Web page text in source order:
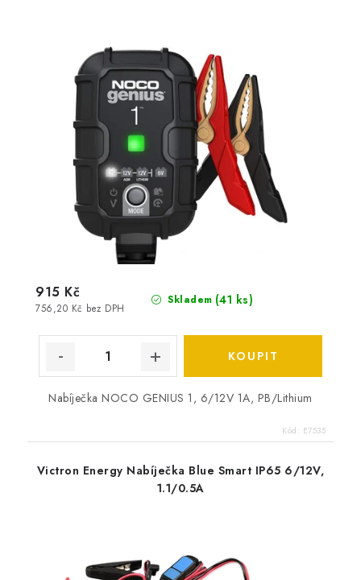
Skladem (41 ks)
756,20 Kč bez DPH
915 Kč
Nabíječka NOCO GENIUS 1, 6/12V 1A, PB/Lithium
Kód: E7535
Victron Energy Nabíječka Blue Smart IP65 6/12V,
1.1/0.5A